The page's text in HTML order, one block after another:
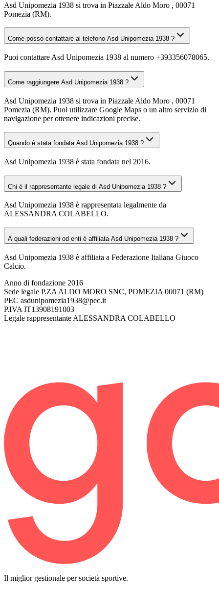
Asd Unipomezia 1938 si trova in Piazzale Aldo Moro , 00071
Pomezia (RM).
Come posso contattare al telefono Asd Unipomezia 1938 ?
Puoi contattare Asd Unipomezia 1938 al numero +393356078065.
Come raggiungere Asd Unipomezia 1938 ?
Asd Unipomezia 1938 si trova in Piazzale Aldo Moro , 00071
Pomezia (RM). Puoi utilizzare Google Maps o un altro servizio di
navigazione per ottenere indicazioni precise.
Quando è stata fondata Asd Unipomezia 1938 ?
Asd Unipomezia 1938 è stata fondata nel 2016.
Chi è il rappresentante legale di Asd Unipomezia 1938 ?
Asd Unipomezia 1938 è rappresentata legalmente da
ALESSANDRA COLABELLO.
A quali federazioni od enti è affiliata Asd Unipomezia 1938 ?
Asd Unipomezia 1938 è affiliata a Federazione Italiana Giuoco
Calcio.
Anno di fondazione 2016
Sede legale P.ZA ALDO MORO SNC, POMEZIA 00071 (RM)
PEC asdunipomezia1938@pec.it
P.IVA IT13908191003
Legale rappresentante ALESSANDRA COLABELLO
Il miglior gestionale per società sportive.